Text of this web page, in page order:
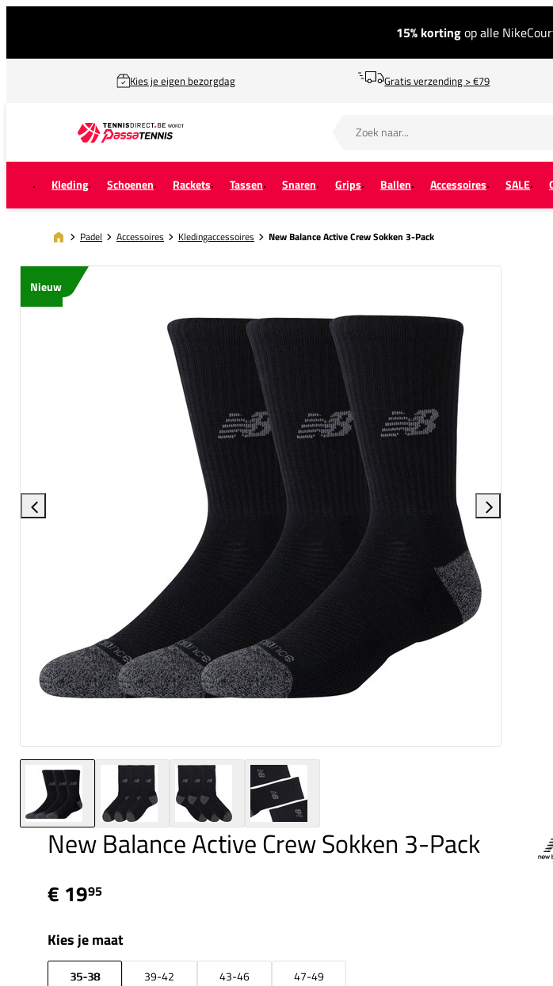
15% kortingop alle
Kies je eigen bezorgdag Gratis verzending > €79
Kleding Schoenen Rackets Tassen Snaren Grips Ballen Accessoires SALE
Padel Accessoires Kledingaccessoires New Balance Active Crew Sokken 3-Pack
Nieuw
New Balance Active Crew Sokken 3-Pack
€ 1995
Kies je maat
35-38 39-42 43-46 47-49